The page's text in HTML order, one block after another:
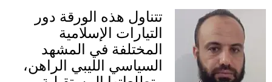
تتناول هذه الورقة دور
التيارات الإسلامية
المختلفة في المشهد
السياسي الليبي الراهن،